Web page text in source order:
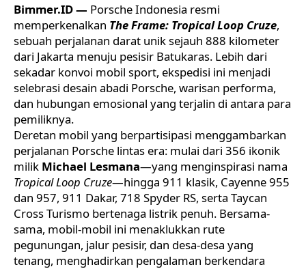
Bimmer.ID — Porsche Indonesia resmi
memperkenalkan The Frame: Tropical Loop Cruze,
sebuah perjalanan darat unik sejauh 888 kilometer
dari Jakarta menuju pesisir Batukaras. Lebih dari
sekadar konvoi mobil sport, ekspedisi ini menjadi
selebrasi desain abadi Porsche, warisan performa,
dan hubungan emosional yang terjalin di antara para
pemiliknya.
Deretan mobil yang berpartisipasi menggambarkan
perjalanan Porsche lintas era: mulai dari 356 ikonik
milik Michael Lesmana—yang menginspirasi nama
Tropical Loop Cruze—hingga 911 klasik, Cayenne 955
dan 957, 911 Dakar, 718 Spyder RS, serta Taycan
Cross Turismo bertenaga listrik penuh. Bersama-
sama, mobil-mobil ini menaklukkan rute
pegunungan, jalur pesisir, dan desa-desa yang
tenang, menghadirkan pengalaman berkendara